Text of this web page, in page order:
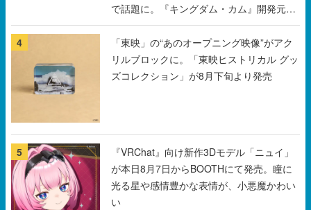
で話題に。『キングダム・カム』開発元や
チェコのプロ野球選手から称賛の声
4
「東映」の“あのオープニング映像”がアク
リルブロックに。「東映ヒストリカル グッ
ズコレクション」が8月下旬より発売
5
『VRChat』向け新作3Dモデル「ニュイ」
が本日8月7日からBOOTHにて発売。瞳に
光る星や感情豊かな表情が、小悪魔かわい
い